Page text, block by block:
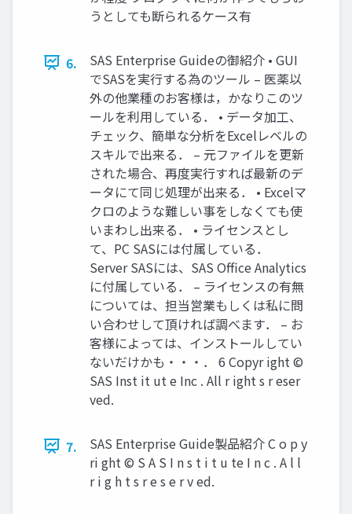
うとしても断られるケース有
6.
SAS Enterprise Guideの御紹介 • GUI
でSASを実行する為のツール – 医薬以
外の他業種のお客様は，かなりこのツ
ールを利用している． • データ加工、
チェック、簡単な分析をExcelレベルの
スキルで出来る． – 元ファイルを更新
された場合、再度実行すれば最新のデ
ータにて同じ処理が出来る． • Excelマ
クロのような難しい事をしなくても使
いまわし出来る． • ライセンスとし
て、PC SASには付属している．
Server SASには、SAS Office Analytics
に付属している． – ライセンスの有無
については、担当営業もしくは私に問
い合わせして頂ければ調べます． – お
客様によっては、インストールしてい
ないだけかも・・・． 6 Copyr ight ©
SAS Inst it ut e Inc . All r ight s r eser
ved.
7.
SAS Enterprise Guide製品紹介 C o p y
ri ght © S A S I n s t i t u te I n c . A l l
r i g h t s r e s e r v ed.